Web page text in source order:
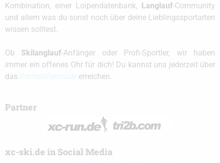
Kombination, einer Loipendatenbank, Langlauf-Community
und allem was du sonst noch über deine Lieblingssportarten
wissen solltest.
Ob Skilanglauf-Anfänger oder Profi-Sportler, wir haben
immer ein offenes Ohr für dich! Du kannst uns jederzeit über
das
erreichen.
Partner
xc-ski.de in Social Media